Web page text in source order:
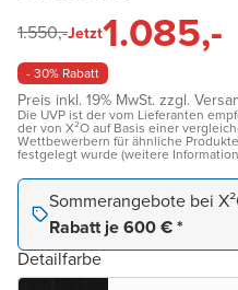
1.550,-Jetzt1.085,-
- 30% Rabatt
Preis inkl. 19% MwSt. zzgl.
Die UVP ist der vom Lieferanten
der von X²O auf Basis einer
Wettbewerbern für ähnliche
festgelegt wurde (weitere
Sommerangebote bei
Rabatt je 600 € *
Detailfarbe